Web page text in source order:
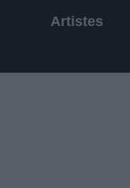
Artistes